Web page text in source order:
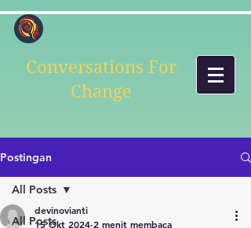
Conversations For
Change
Postingan
All Posts
All Posts
devinovianti
15 Okt 2024 2 menit membaca